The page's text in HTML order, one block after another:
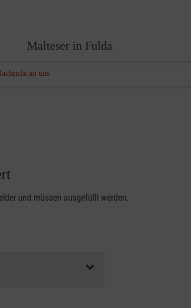
Malteser in Fulda
an uns
und müssen ausgefüllt werden.